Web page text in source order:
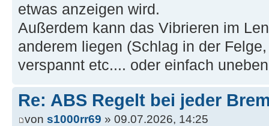
etwas anzeigen wird.
Außerdem kann das Vibrieren im
anderem liegen (Schlag in der
verspannt etc.... oder einfach
Re: ABS Regelt bei jeder
von s1000rr69 » 09.07.2026, 14:25